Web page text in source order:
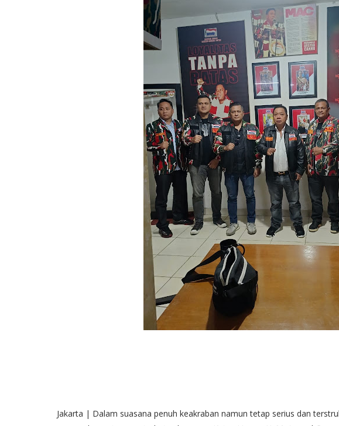
Jakarta | Dalam suasana penuh keakraban namun tetap serius dan